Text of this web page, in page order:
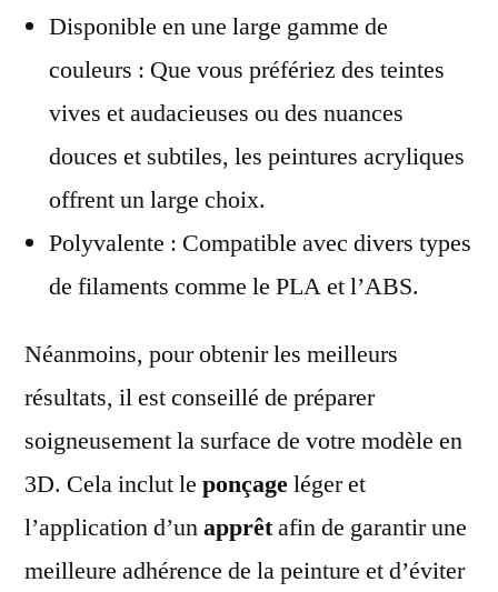
Disponible en une large gamme de
couleurs : Que vous préfériez des teintes
vives et audacieuses ou des nuances
douces et subtiles, les peintures acryliques
offrent un large choix.
Polyvalente : Compatible avec divers types
de filaments comme le PLA et l’ABS.
Néanmoins, pour obtenir les meilleurs
résultats, il est conseillé de préparer
soigneusement la surface de votre modèle en
3D. Cela inclut le ponçageléger et
l’application d’unapprêtafin de garantir une
meilleure adhérence de la peinture et d’éviter